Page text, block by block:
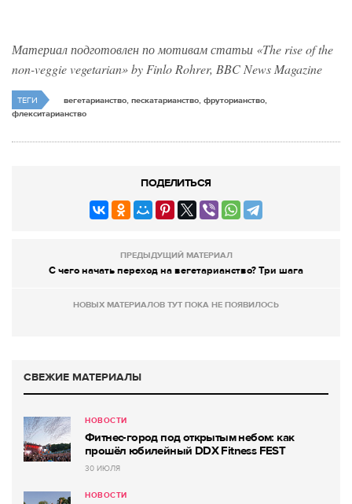
Материал подготовлен по мотивам статьи «The rise of the
non-veggie vegetarian» by Finlo Rohrer, BBC News Magazine
ТЕГИ
вегетарианство, пескатарианство, фруторианство,
флекситарианство
ПОДЕЛИТЬСЯ
ПРЕДЫДУЩИЙ МАТЕРИАЛ
С чего начать переход на вегетарианство? Три шага
НОВЫХ МАТЕРИАЛОВ ТУТ ПОКА НЕ ПОЯВИЛОСЬ
СВЕЖИЕ МАТЕРИАЛЫ
НОВОСТИ
Фитнес-город под открытым небом: как
прошёл юбилейный DDX Fitness FEST
30 ИЮЛЯ
НОВОСТИ